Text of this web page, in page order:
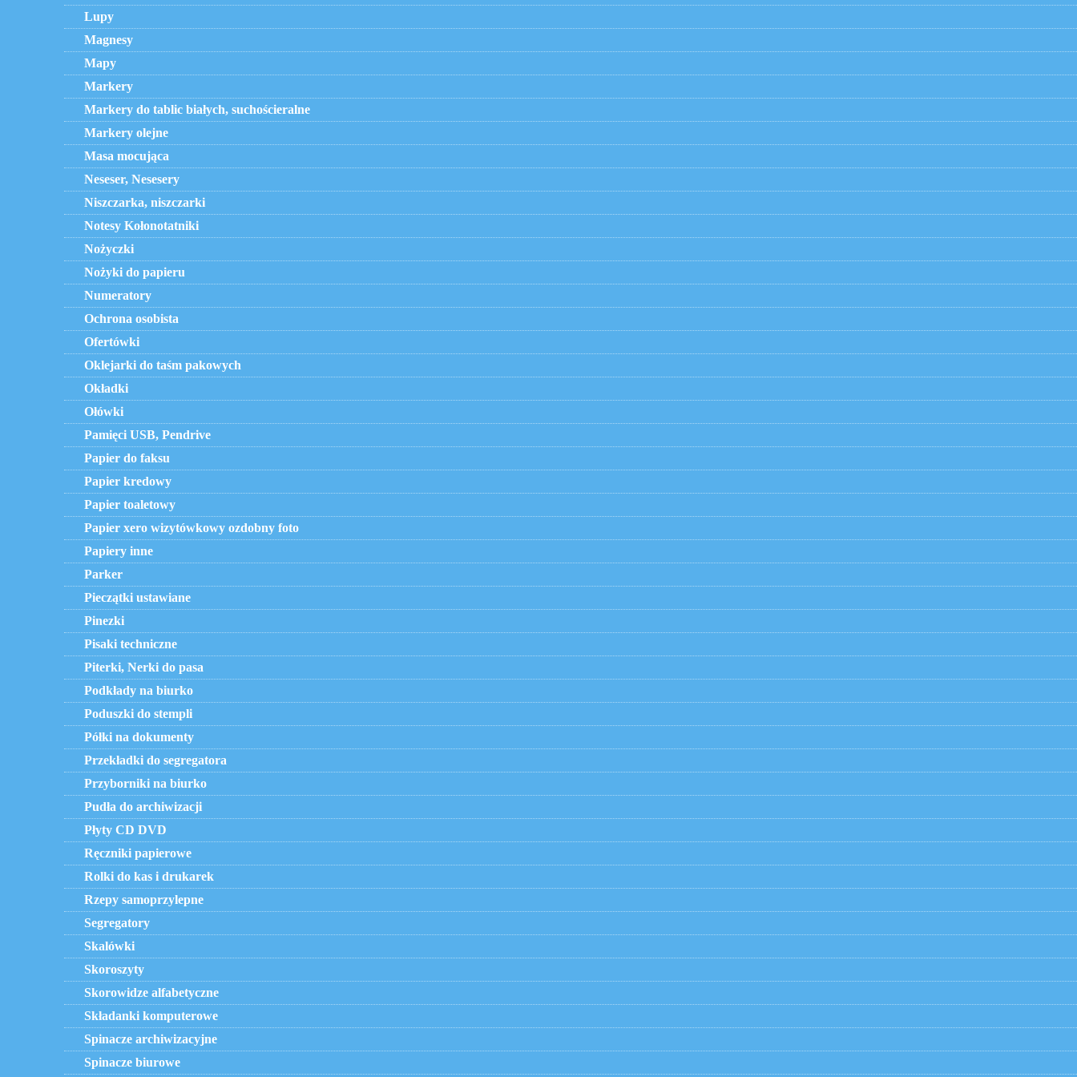
Lupy
Magnesy
Mapy
Markery
Markery do tablic białych, suchościeralne
Markery olejne
Masa mocująca
Neseser, Nesesery
Niszczarka, niszczarki
Notesy Kołonotatniki
Nożyczki
Nożyki do papieru
Numeratory
Ochrona osobista
Ofertówki
Oklejarki do taśm pakowych
Okładki
Ołówki
Pamięci USB, Pendrive
Papier do faksu
Papier kredowy
Papier toaletowy
Papier xero wizytówkowy ozdobny foto
Papiery inne
Parker
Pieczątki ustawiane
Pinezki
Pisaki techniczne
Piterki, Nerki do pasa
Podkłady na biurko
Poduszki do stempli
Półki na dokumenty
Przekładki do segregatora
Przyborniki na biurko
Pudła do archiwizacji
Płyty CD DVD
Ręczniki papierowe
Rolki do kas i drukarek
Rzepy samoprzylepne
Segregatory
Skalówki
Skoroszyty
Skorowidze alfabetyczne
Składanki komputerowe
Spinacze archiwizacyjne
Spinacze biurowe